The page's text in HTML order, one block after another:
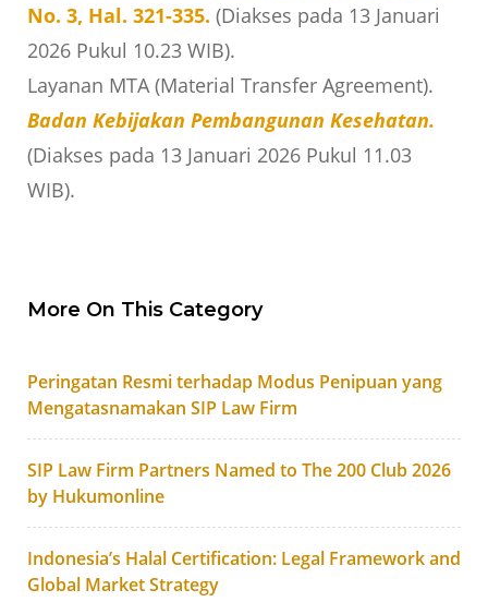
No. 3, Hal. 321-335. (Diakses pada 13 Januari
2026 Pukul 10.23 WIB).
Layanan MTA (Material Transfer Agreement).
Badan Kebijakan Pembangunan Kesehatan.
(Diakses pada 13 Januari 2026 Pukul 11.03
WIB).
More On This Category
Peringatan Resmi terhadap Modus Penipuan yang
Mengatasnamakan SIP Law Firm
SIP Law Firm Partners Named to The 200 Club 2026
by Hukumonline
Indonesia’s Halal Certification: Legal Framework and
Global Market Strategy